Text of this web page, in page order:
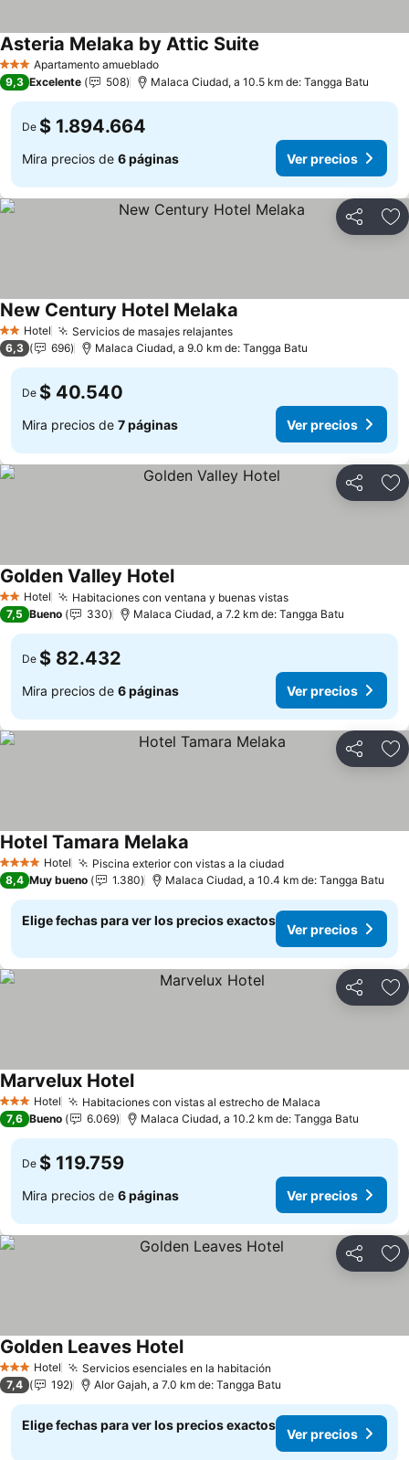
3 EstrellasApartamento amueblado
Asteria Melaka by Attic Suite
9,3 Excelente 508 Malaca Ciudad, a 10.5 km de: Tangga Batu
De $ 1.894.664
Mira precios de 6 páginas Ver precios
Compartir
2 Estrellas
Hotel Servicios de masajes relajantesVer precios
New Century Hotel Melaka
6,3 696 Malaca Ciudad, a 9.0 km de: Tangga Batu
De $ 40.540
Mira precios de 7 páginas Ver precios
Compartir
2 Estrellas
Hotel Habitaciones con ventana y buenas vistasVer precios
Golden Valley HotelVer precios
7,5 Bueno 330 Malaca Ciudad, a 7.2 km de: Tangga Batu
De $ 82.432
Mira precios de 6 páginas Ver precios
Compartir
4 EstrellasHotel Piscina exterior con vistas a la ciudadVer precios
Hotel Tamara Melaka
8,4 Muy bueno 1.380 Malaca Ciudad, a 10.4 km de: Tangga Batu
Elige fechas para ver los precios exactos
Ver precios
Compartir
3 Estrellas
Hotel Habitaciones con vistas al estrecho de Malaca
Marvelux HotelVer precios
7,6 Bueno 6.069 Malaca Ciudad, a 10.2 km de: Tangga Batu
De $ 119.759
Mira precios de 6 páginas Ver precios
Compartir
3 Estrellas
Hotel Servicios esenciales en la habitación
Golden Leaves HotelVer precios
7,4 192 Alor Gajah, a 7.0 km de: Tangga Batu
Elige fechas para ver los precios exactos
Ver precios